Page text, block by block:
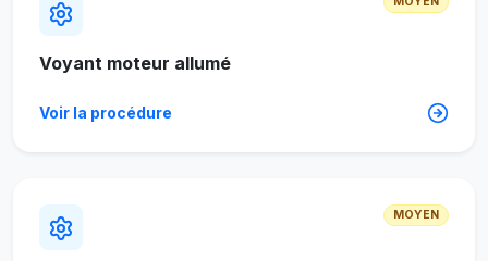
Voyant moteur allumé
Voir la procédure
MOYEN